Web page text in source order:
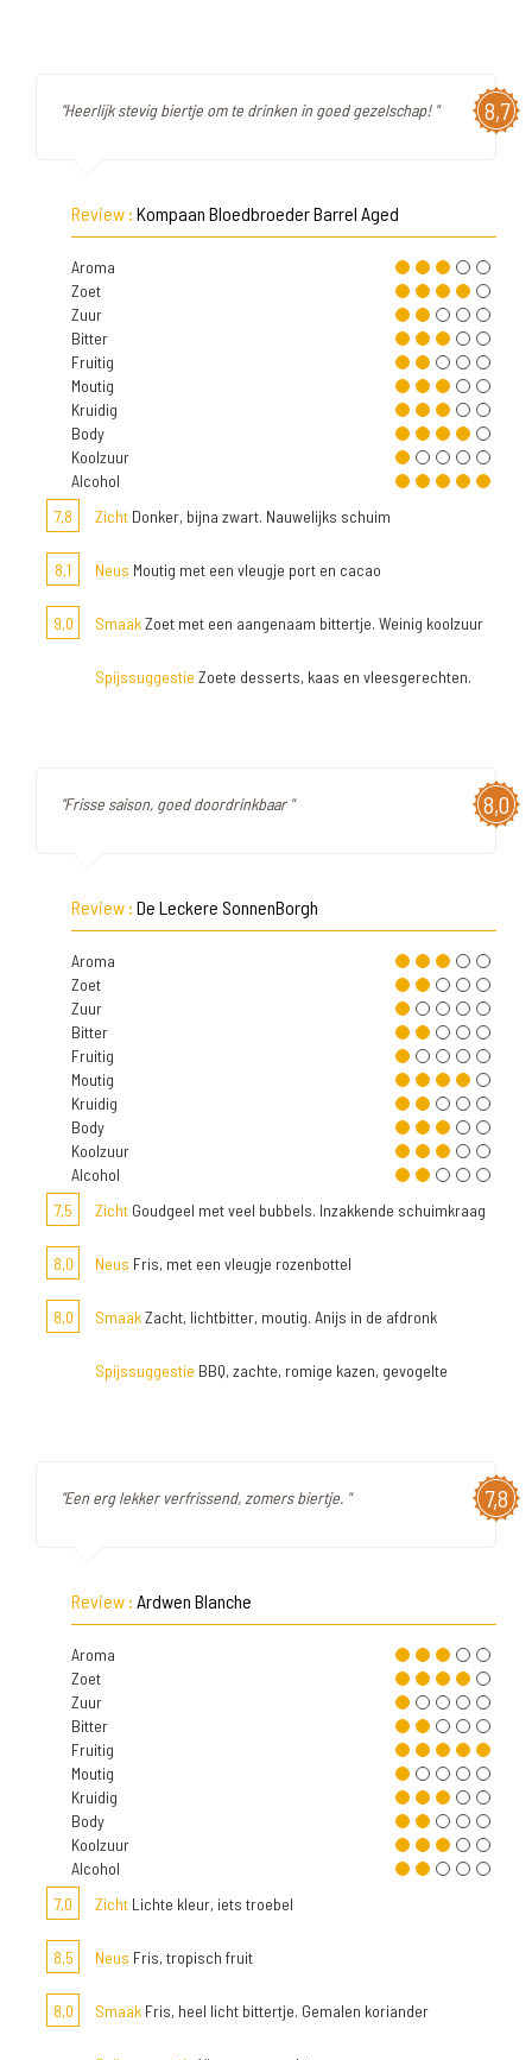
8,7
"Heerlijk stevig biertje om te drinken in goed gezelschap! "
Review : Kompaan Bloedbroeder Barrel Aged
Aroma
Zoet
Zuur
Bitter
Fruitig
Moutig
Kruidig
Body
Koolzuur
Alcohol
7,8
Zicht Donker, bijna zwart. Nauwelijks schuim
8,1 Neus Moutig met een vleugje port en cacao
9,0 SmaakZoet met een aangenaam bittertje. Weinig koolzuur
Spijssuggestie Zoete desserts, kaas en vleesgerechten.
8,0
"Frisse saison, goed doordrinkbaar "
Review : De Leckere SonnenBorgh
Aroma
Zoet
Zuur
Bitter
Fruitig
Moutig
Kruidig
Body
Koolzuur
Alcohol
7,5
Zicht Goudgeel met veel bubbels. Inzakkende schuimkraag
8,0 Neus Fris, met een vleugje rozenbottel
8,0 SmaakZacht, lichtbitter, moutig. Anijs in de afdronk
Spijssuggestie BBQ, zachte, romige kazen, gevogelte
7,8
"Een erg lekker verfrissend, zomers biertje. "
Review : Ardwen Blanche
Aroma
Zoet
Zuur
Bitter
Fruitig
Moutig
Kruidig
Body
Koolzuur
Alcohol
7,0
Zicht Lichte kleur, iets troebel
8,5 Neus Fris, tropisch fruit
8,0 Smaak Fris, heel licht bittertje. Gemalen koriander